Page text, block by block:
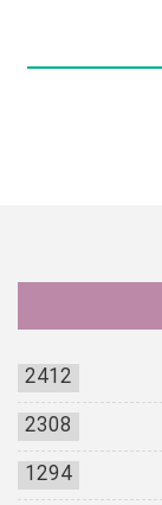
2412
2308
1294